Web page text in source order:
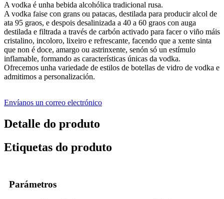
A vodka é unha bebida alcohólica tradicional rusa.
A vodka faise con grans ou patacas, destilada para producir alcol de
ata 95 graos, e despois desalinizada a 40 a 60 graos con auga
destilada e filtrada a través de carbón activado para facer o viño máis
cristalino, incoloro, lixeiro e refrescante, facendo que a xente sinta
que non é doce, amargo ou astrinxente, senón só un estímulo
inflamable, formando as características únicas da vodka.
Ofrecemos unha variedade de estilos de botellas de vidro de vodka e
admitimos a personalización.
Envíanos un correo electrónico
Detalle do produto
Etiquetas do produto
Parámetros